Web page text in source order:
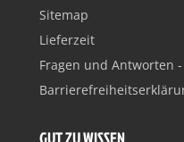
Sitemap
Lieferzeit
Fragen und Antworten -